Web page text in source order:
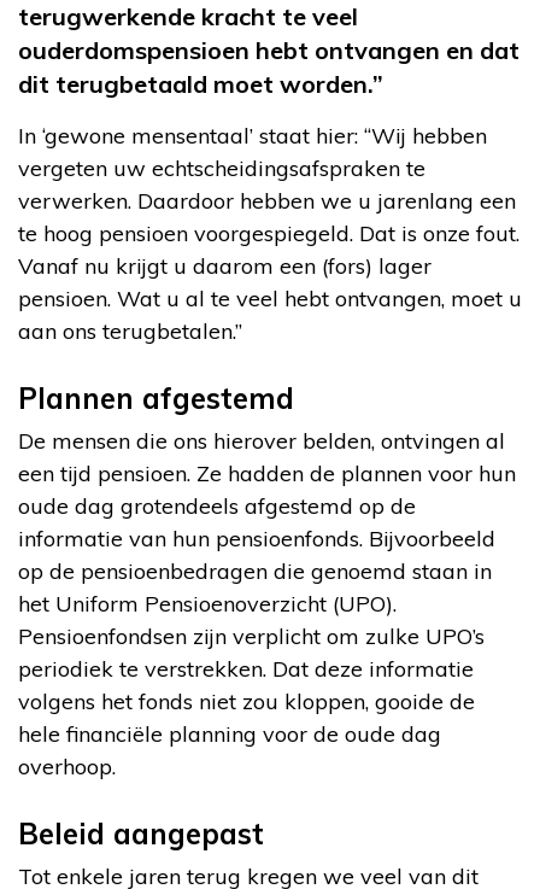
terugwerkende kracht te veel
ouderdomspensioen hebt ontvangen en dat
dit terugbetaald moet worden.”
In ‘gewone mensentaal’ staat hier: “Wij hebben
vergeten uw echtscheidingsafspraken te
verwerken. Daardoor hebben we u jarenlang een
te hoog pensioen voorgespiegeld. Dat is onze fout.
Vanaf nu krijgt u daarom een (fors) lager
pensioen. Wat u al te veel hebt ontvangen, moet u
aan ons terugbetalen.”
Plannen afgestemd
De mensen die ons hierover belden, ontvingen al
een tijd pensioen. Ze hadden de plannen voor hun
oude dag grotendeels afgestemd op de
informatie van hun pensioenfonds. Bijvoorbeeld
op de pensioenbedragen die genoemd staan in
het Uniform Pensioenoverzicht (UPO).
Pensioenfondsen zijn verplicht om zulke UPO’s
periodiek te verstrekken. Dat deze informatie
volgens het fonds niet zou kloppen, gooide de
hele financiële planning voor de oude dag
overhoop.
Beleid aangepast
Tot enkele jaren terug kregen we veel van dit